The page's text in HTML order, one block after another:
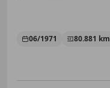
06/1971 80.881 km